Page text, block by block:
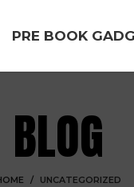
PRE BOOK
BLOG
UNCATEGORIZED